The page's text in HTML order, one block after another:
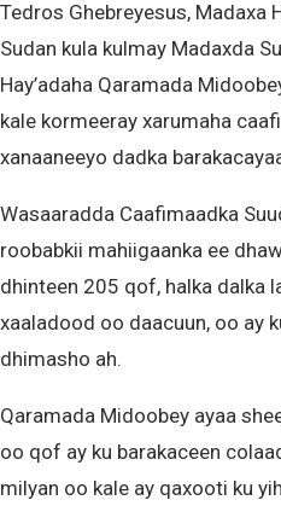
Tedros Ghebreyesus, Madaxa
Sudan kula kulmay Madaxda
Hay’adaha Qaramada
kale kormeeray xarumaha
xanaaneeyo dadka
Wasaaradda Caafimaadka
roobabkii mahiigaanka ee
dhinteen 205 qof, halka dalka
xaaladood oo daacuun, oo ay
dhimasho ah.
Qaramada Midoobey ayaa
oo qof ay ku barakaceen
milyan oo kale ay qaxooti ku